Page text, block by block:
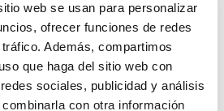
web se usan para personalizar
ofrecer funciones de redes
Además, compartimos
que haga del sitio web con
sociales, publicidad y análisis
con otra información